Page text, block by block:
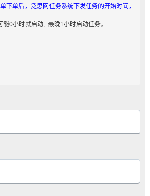
下单后，泛思网任务系统下发任务的开始时间，
0小时就启动, 最晚1小时启动任务。